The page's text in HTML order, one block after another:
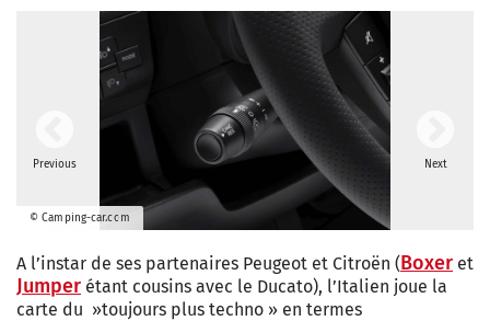
Previous
© Camping-car.com
Next
A l’instar de ses partenaires Peugeot et Citroën (Boxer et
Jumper étant cousins avec le Ducato), l’Italien joue la
carte du »toujours plus techno » en termes